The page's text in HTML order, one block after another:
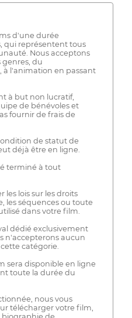
d'une durée
qui représentent tous
Nous acceptons
genres, du
l'animation en passant
à but non lucratif,
de bénévoles et
fournir de frais de
de statut de
déjà être en ligne.
terminé à tout
les lois sur les droits
les séquences ou toute
dans votre film.
dédié exclusivement
n'accepterons aucun
catégorie.
sera disponible en ligne
toute la durée du
nous vous
télécharger votre film,